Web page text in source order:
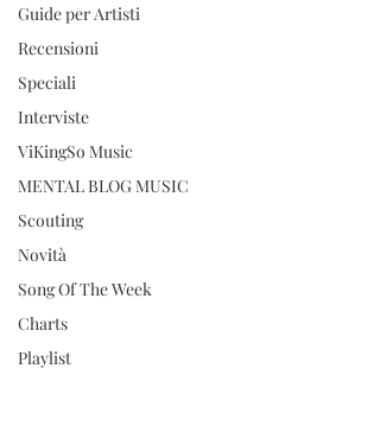
Guide per Artisti
Recensioni
Speciali
Interviste
ViKingSo Music
MENTAL BLOG MUSIC
Scouting
Novità
Song Of The Week
Charts
Playlist